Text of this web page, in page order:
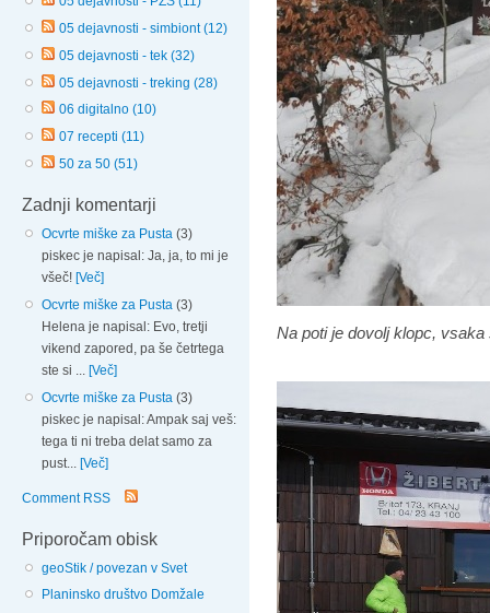
05 dejavnosti - simbiont (12)
05 dejavnosti - tek (32)
05 dejavnosti - treking (28)
06 digitalno (10)
07 recepti (11)
50 za 50 (51)
Zadnji komentarji
Ocvrte miške za Pusta (3)
piskec je napisal: Ja, ja, to mi je
všeč! [Več]
Ocvrte miške za Pusta (3)
Helena je napisal: Evo, tretji
vikend zapored, pa še četrtega
ste si ... [Več]
Ocvrte miške za Pusta (3)
piskec je napisal: Ampak saj veš:
tega ti ni treba delat samo za
pust... [Več]
Comment RSS
Priporočam obisk
geoStik / povezan v Svet
Planinsko društvo Domžale
Na poti je dovolj klopc,